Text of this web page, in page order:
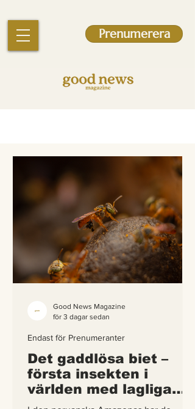
Prenumerera
Det gaddlösa biet –
första insekten i
världen med lagliga
rättigheter
Endast för Prenumeranter
Good News Magazine
för 3 dagar sedan